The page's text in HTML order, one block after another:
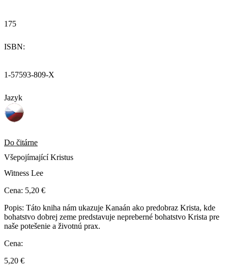
175
ISBN:
1-57593-809-X
Jazyk
Do čitárne
Všepojímající Kristus
Witness Lee
Cena: 5,20 €
Popis: Táto kniha nám ukazuje Kanaán ako predobraz Krista, kde
bohatstvo dobrej zeme predstavuje nepreberné bohatstvo Krista pre
naše potešenie a životnú prax.
Cena:
5,20 €